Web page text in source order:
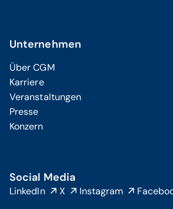
Unternehmen
Über CGM
Karriere
Veranstaltungen
Presse
Konzern
Social Media
LinkedIn X Instagram